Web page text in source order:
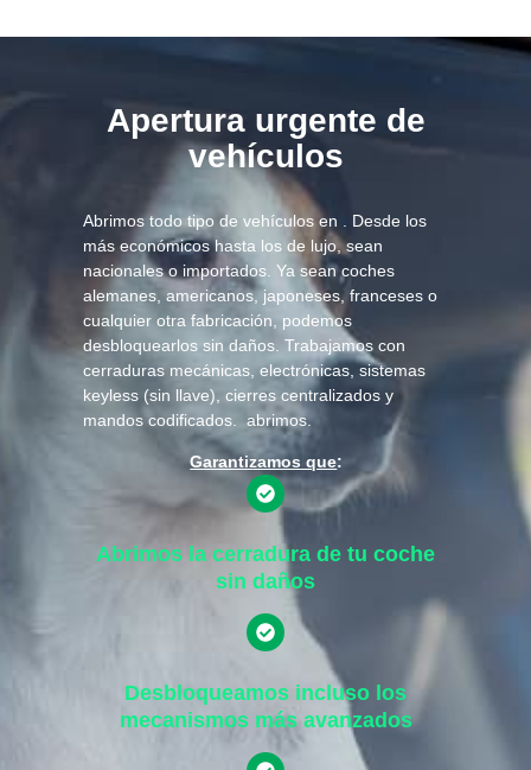
Apertura urgente de
vehículos
Abrimos todo tipo de vehículos en . Desde los
más económicos hasta los de lujo, sean
nacionales o importados. Ya sean coches
alemanes, americanos, japoneses, franceses o
cualquier otra fabricación, podemos
desbloquearlos sin daños. Trabajamos con
cerraduras mecánicas, electrónicas, sistemas
keyless (sin llave), cierres centralizados y
mandos codificados. abrimos.
Garantizamos que:
Abrimos la cerradura de tu coche
sin daños
Desbloqueamos incluso los
mecanismos más avanzados